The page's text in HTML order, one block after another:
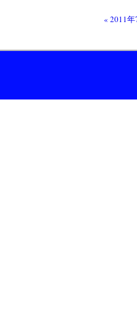
« 2011年